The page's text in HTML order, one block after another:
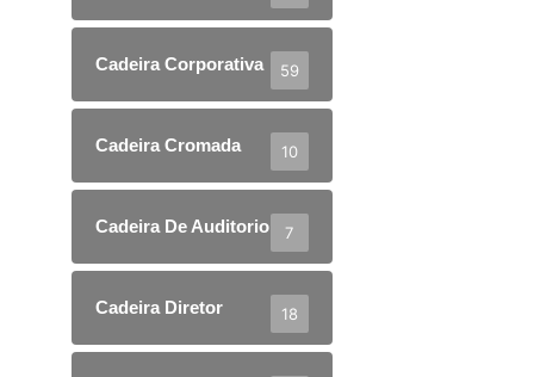
Cadeira Corporativa 59
Cadeira Cromada 10
Cadeira De Auditorio 7
Cadeira Diretor 18